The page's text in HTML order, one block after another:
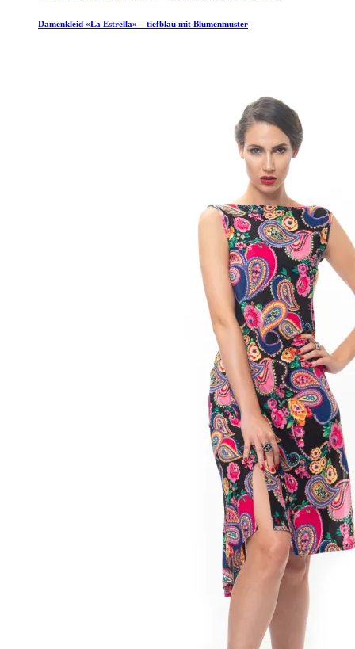
Damenkleid «La Estrella» – tiefblau mit Blumenmuster